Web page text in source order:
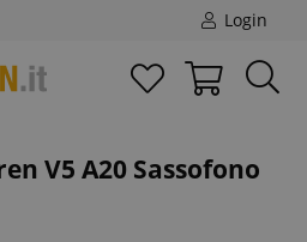
Login
V5 A20 Sassofono